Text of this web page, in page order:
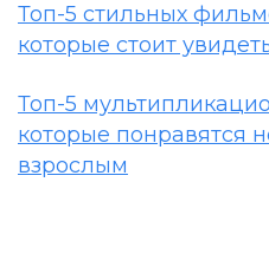
Топ-5 стильных
которые стоит
Топ-5
которые понравятся
взрослым